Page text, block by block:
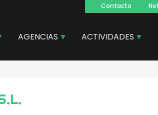
Navegacion
principal
Contacto
AGENCIAS ACTIVIDADES